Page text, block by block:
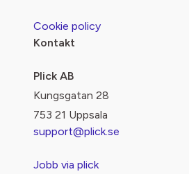
Cookie policy
Kontakt
Plick AB
Kungsgatan 28
753 21 Uppsala
support@plick.se
Jobb via plick